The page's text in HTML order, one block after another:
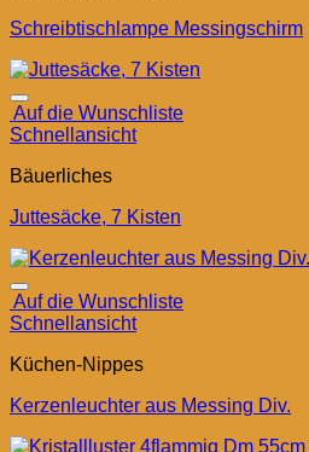
Schreibtischlampe Messingschirm
Auf die Wunschliste
Schnellansicht
Bäuerliches
Juttesäcke, 7 Kisten
Auf die Wunschliste
Schnellansicht
Küchen-Nippes
Kerzenleuchter aus Messing Div.